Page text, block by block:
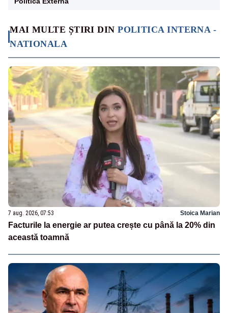
MAI MULTE ȘTIRI DINPOLITICA INTERNA -
NATIONALA
7 aug. 2026, 07:53 Stoica Marian
Facturile la energie ar putea crește cu până la 20% din
această toamnă